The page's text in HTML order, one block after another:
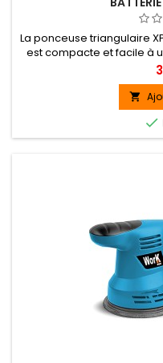
La ponceuse triangulaire
est compacte et facile à
pour poncer des
moindres recoins.Elle
un témoin de charge
récolter

